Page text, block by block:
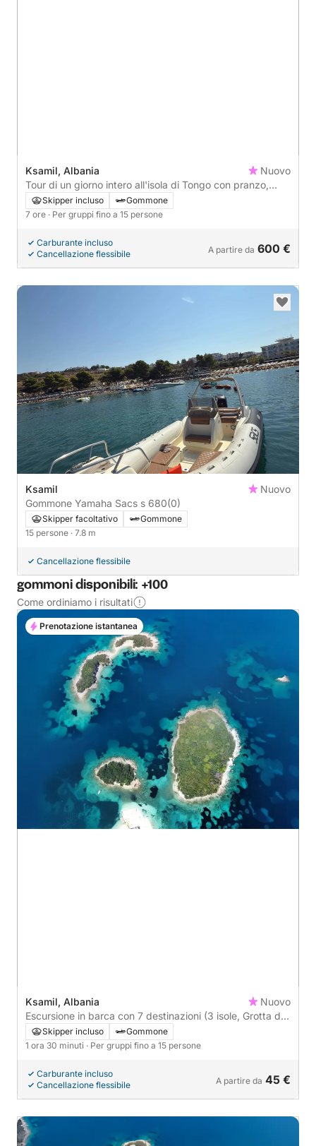
Ksamil, Albania
Nuovo
Tour di un giorno intero all'isola di Tongo con pranzo,
bevande e guida locale
Skipper incluso
Gommone
7 ore · Per gruppi fino a 15 persone
Carburante incluso
Cancellazione flessibile
A partire da 600 €
Ksamil
Nuovo
Gommone Yamaha Sacs s 680(0)
Skipper facoltativo
Gommone
15 persone · 7.8 m
Cancellazione flessibile
gommoni disponibili: +100
Come ordiniamo i risultati
Ksamil, Albania
Nuovo
Escursione in barca con 7 destinazioni (3 isole, Grotta dei
Piccioni, Spiaggia degli Specchi) ecc.
Skipper incluso
Gommone
1 ora 30 minuti · Per gruppi fino a 15 persone
Carburante incluso
Cancellazione flessibile
A partire da 45 €
Prenotazione istantanea